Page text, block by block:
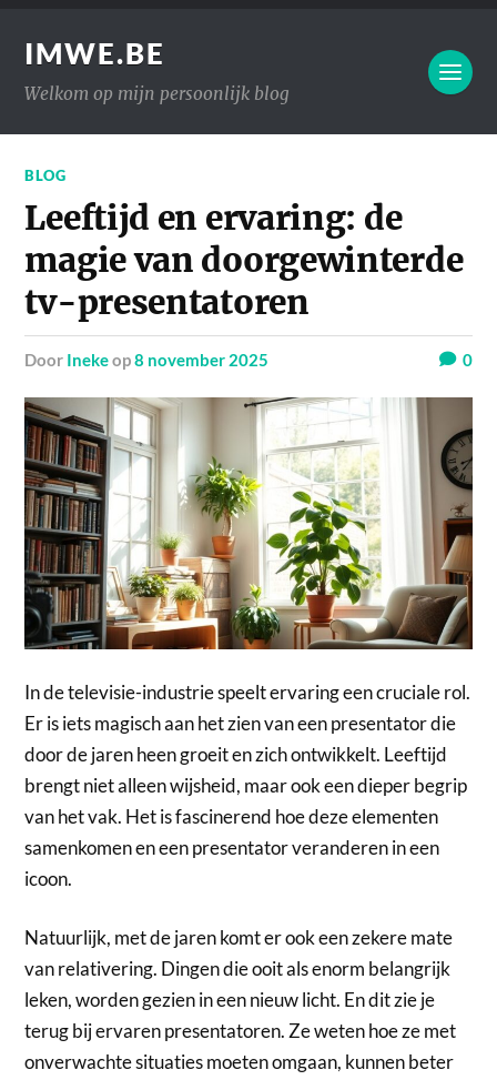
IMWE.BE
Welkom op mijn persoonlijk blog
BLOG
Leeftijd en ervaring: de
magie van doorgewinterde
tv-presentatoren
door Inekeop8 november 2025 0
In de televisie-industrie speelt ervaring een cruciale rol.
Er is iets magisch aan het zien van een presentator die
door de jaren heen groeit en zich ontwikkelt. Leeftijd
brengt niet alleen wijsheid, maar ook een dieper begrip
van het vak. Het is fascinerend hoe deze elementen
samenkomen en een presentator veranderen in een
icoon.
Natuurlijk, met de jaren komt er ook een zekere mate
van relativering. Dingen die ooit als enorm belangrijk
leken, worden gezien in een nieuw licht. En dit zie je
terug bij ervaren presentatoren. Ze weten hoe ze met
onverwachte situaties moeten omgaan, kunnen beter